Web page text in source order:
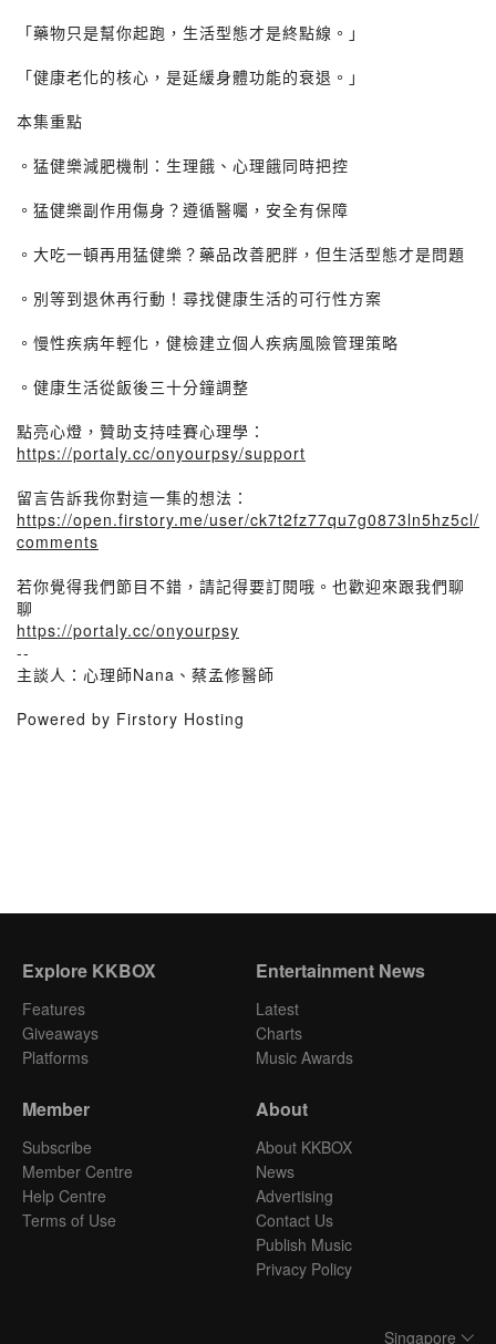
「藥物只是幫你起跑，生活型態才是終點線。」
「健康老化的核心，是延緩身體功能的衰退。」
本集重點
。猛健樂減肥機制：生理餓、心理餓同時把控
。猛健樂副作用傷身？遵循醫囑，安全有保障
。大吃一頓再用猛健樂？藥品改善肥胖，但生活型態才是問題
。別等到退休再行動！尋找健康生活的可行性方案
。慢性疾病年輕化，健檢建立個人疾病風險管理策略
。健康生活從飯後三十分鐘調整
點亮心燈，贊助支持哇賽心理學：
https://portaly.cc/onyourpsy/support
留言告訴我你對這一集的想法：
https://open.firstory.me/user/ck7t2fz77qu7g0873ln5hz5cl/
comments
若你覺得我們節目不錯，請記得要訂閱哦。也歡迎來跟我們聊
聊
https://portaly.cc/onyourpsy
--
主談人：心理師Nana、蔡孟修醫師
Powered by Firstory Hosting
Explore KKBOX
Features
Giveaways
Platforms
Entertainment News
Latest
Charts
Music Awards
Member
Subscribe
Member Centre
Help Centre
Terms of Use
About
About KKBOX
News
Advertising
Contact Us
Publish Music
Privacy Policy
Singapore